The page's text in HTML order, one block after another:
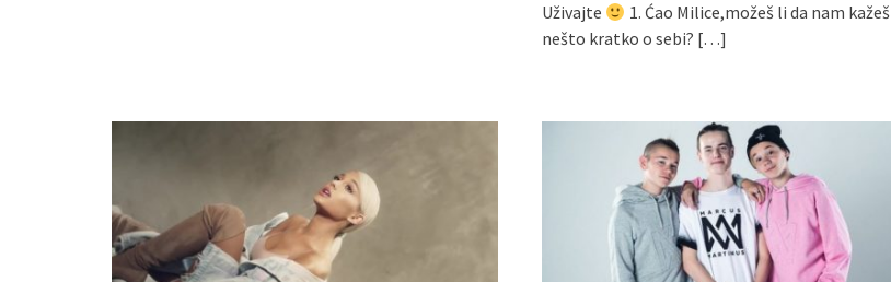
Uživajte
1. Ćao Milice,možeš li da nam kažeš
nešto kratko o sebi? […]